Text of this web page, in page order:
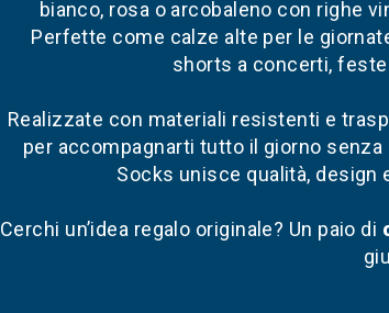
bianco, rosa o arcobaleno con righe
Perfette come calze alte per le
shorts a concerti,
Realizzate con materiali resistenti e
per accompagnarti tutto il giorno
Socks unisce qualità, design
Cerchi un’idea regalo originale? Un paio di